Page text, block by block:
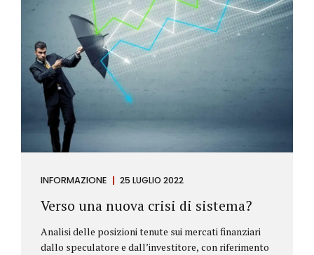
INFORMAZIONE 25 LUGLIO 2022
Verso una nuova crisi di sistema?
Analisi delle posizioni tenute sui mercati finanziari
dallo speculatore e dall’investitore, con riferimento